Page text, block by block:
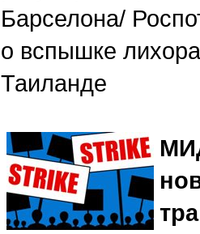
Барселона/
о вспышке
Таиланде